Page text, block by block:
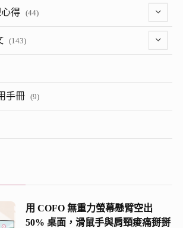
得 (44)
(143)
(13)
(8)
手冊 (9)
用 COFO 無重力螢幕懸臂空出
50% 桌面，滑鼠手與肩頸痠痛掰掰